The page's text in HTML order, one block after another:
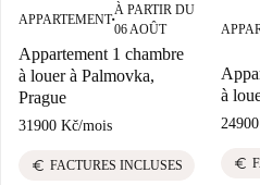
APPARTEMENT■
À PARTIR DU
06 AOÛT
Appartement 1 chambre
à louer à Palmovka,
Prague
31900 Kč/mois
euro FACTURES INCLUSES
à
euro